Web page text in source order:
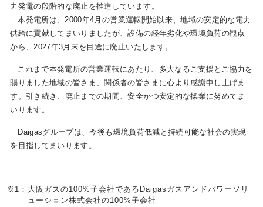
業務用・産業用のお客さま
お問い合わせ English
力発電の段階的な廃止を推進しています。
本発電所は、2000年4月の営業運転開始以来、地域の安定的な電力
供給に貢献してまいりましたが、設備の経年劣化や環境負荷の観点
から、2027年3月末を目途に廃止いたします。
これまで本発電所の営業運転にあたり、多大なるご支援とご協力を
賜りました地域の皆さま、関係者の皆さまに心より感謝申し上げま
す。引き続き、廃止までの期間、安全かつ安定的な操業に努めてま
いります。
Daigasグループは、今後も環境負荷低減と持続可能な社会の実現
を目指してまいります。
※1： 大阪ガスの100%子会社であるDaigasガスアンドパワーソリ
ューション株式会社の100%子会社